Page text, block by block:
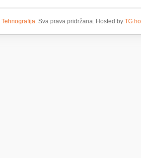
Tehnografija. Sva prava pridržana. Hosted by TG